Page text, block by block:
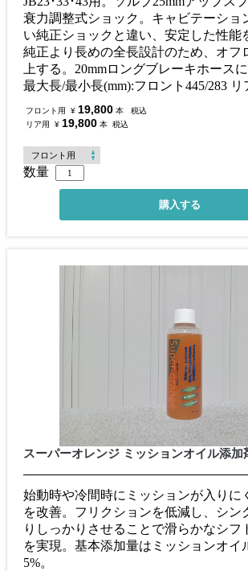
衰力調整式ショック。キャビテーショ
い純正ショックと違い、安定した性能
純正より長めの全長設計のため、オフ
上する。20mmロングブレーキホース
最大長/最小長(mm):フロント445/283 リ
フロント用 ¥ 19,800 本
税込
リア用
¥ 19,800 本 税込
数量
スーパーオレンジ ミッションオイル添加
始動時や冷間時にミッションが入りに
を改善。フリクションを低減し、シン
りしっかりさせることで滑らかなシフ
を実現。基本添加量はミッションオイ
5%。